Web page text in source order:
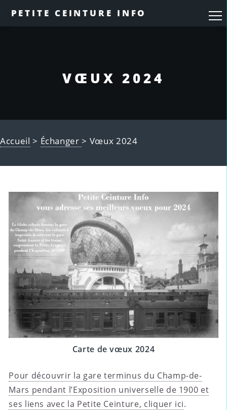
PETITE CEINTURE INFO
VŒUX 2024
Accueil > Échanger> Vœux 2024
Carte de vœux 2024
Pour découvrir la gare terminus du Champ-de-
Mars pendant l’Exposition universelle de 1900 et
ses liens avec la Petite Ceinture, cliquer ici.